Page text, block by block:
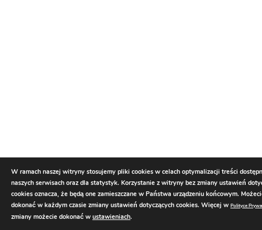
W ramach naszej witryny stosujemy pliki cookies w celach optymalizacji treści
naszych serwisach oraz dla statystyk. Korzystanie z witryny bez zmiany ustawień
cookies oznacza, że będą one zamieszczane w Państwa urządzeniu końcowym.
dokonać w każdym czasie zmiany ustawień dotyczących cookies. Więcej w Polityce
zmiany możecie dokonać w ustawieniach.